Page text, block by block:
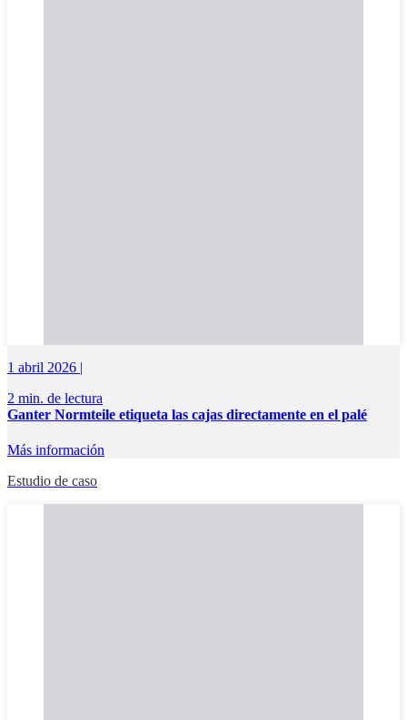
1 abril 2026 |
2 min. de lectura
Ganter Normteile etiqueta las cajas directamente en el palé
Más información
Estudio de caso